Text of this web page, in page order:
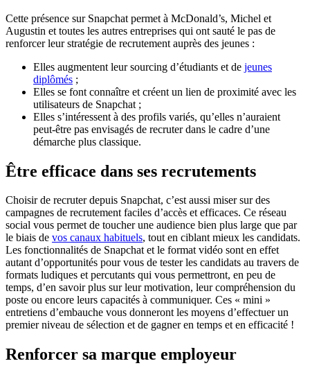
Cette présence sur Snapchat permet à McDonald’s, Michel et
Augustin et toutes les autres entreprises qui ont sauté le pas de
renforcer leur stratégie de recrutement auprès des jeunes :
Elles augmentent leur sourcing d’étudiants et de jeunes
diplômés ;
Elles se font connaître et créent un lien de proximité avec les
utilisateurs de Snapchat ;
Elles s’intéressent à des profils variés, qu’elles n’auraient
peut-être pas envisagés de recruter dans le cadre d’une
démarche plus classique.
Être efficace dans ses recrutements
Choisir de recruter depuis Snapchat, c’est aussi miser sur des
campagnes de recrutement faciles d’accès et efficaces. Ce réseau
social vous permet de toucher une audience bien plus large que par
le biais de vos canaux habituels, tout en ciblant mieux les candidats.
Les fonctionnalités de Snapchat et le format vidéo sont en effet
autant d’opportunités pour vous de tester les candidats au travers de
formats ludiques et percutants qui vous permettront, en peu de
temps, d’en savoir plus sur leur motivation, leur compréhension du
poste ou encore leurs capacités à communiquer. Ces « mini »
entretiens d’embauche vous donneront les moyens d’effectuer un
premier niveau de sélection et de gagner en temps et en efficacité !
Renforcer sa marque employeur